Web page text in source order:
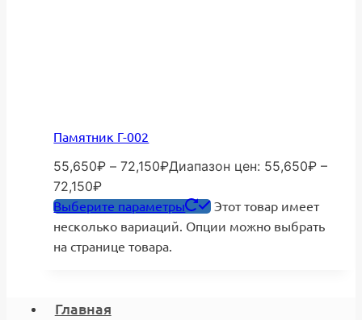
Памятник Г-002
55,650₽ – 72,150₽Диапазон цен: 55,650₽ –
72,150₽
Выберите параметры
Этот товар имеет
несколько вариаций. Опции можно выбрать
на странице товара.
Главная